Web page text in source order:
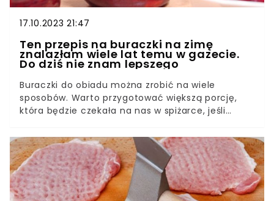
17.10.2023 21:47
Ten przepis na buraczki na zimę
znalazłam wiele lat temu w gazecie.
Do dziś nie znam lepszego
Buraczki do obiadu można zrobić na wiele
sposobów. Warto przygotować większą porcję,
która będzie czekała na nas w spiżarce, jeśli
ani czasu nie trzeba wiele.